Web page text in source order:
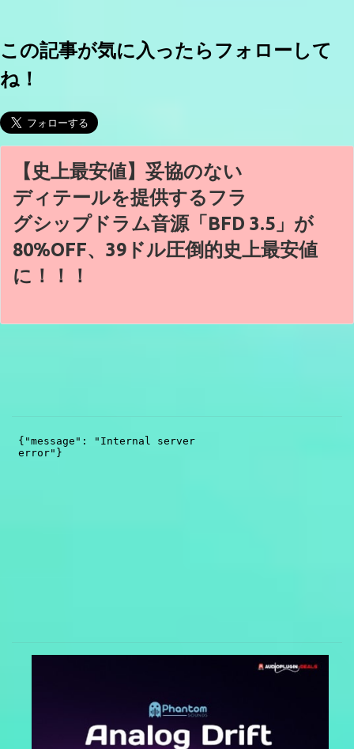
この記事が気に入ったらフォローして
ね！
【史上最安値】妥協のない
ディテールを提供するフラ
グシップドラム音源「BFD 3.5」が
80%OFF、39ドル圧倒的史上最安値
に！！！